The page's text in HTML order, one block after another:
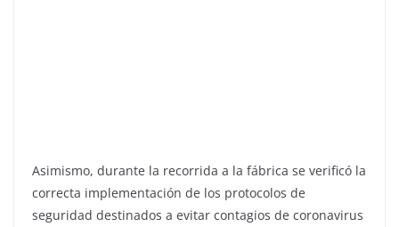
Asimismo, durante la recorrida a la fábrica se verificó la
correcta implementación de los protocolos de
seguridad destinados a evitar contagios de coronavirus